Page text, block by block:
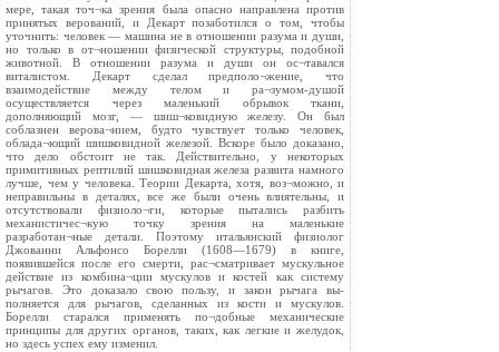
мере, такая точ¬ка зрения была опасно направлена против
принятых верований, и Декарт позаботился о том, чтобы
уточнить: человек — машина не в отношении разума и души,
но только в от¬ношении физической структуры, подобной
животной. В отношении разума и души он ос¬тавался
виталистом. Декарт сделал предполо¬жение, что
взаимодействие между телом и ра¬зумом-душой
осуществляется через маленький обрывок ткани,
дополняющий мозг, — шиш¬ковидную железу. Он был
соблазнен верова¬нием, будто чувствует только человек,
облада¬ющий шишковидной железой. Вскоре было доказано,
что дело обстоит не так. Действительно, у некоторых
примитивных рептилий шишковидная железа развита намного
лучше, чем у человека. Теории Декарта, хотя, воз¬можно, и
неправильны в деталях, все же были очень влиятельны, и
отсутствовали физиоло¬ги, которые пытались разбить
механистичес¬кую точку зрения на маленькие
разработан¬ные детали. Поэтому итальянский физиолог
Джованни Альфонсо Борелли (1608—1679) в книге,
появившейся после его смерти, рас¬сматривает мускульное
действие из комбина¬ции мускулов и костей как систему
рычагов. Это доказало свою пользу, и закон рычага вы-
полняется для рычагов, сделанных из кости и мускулов.
Борелли старался применять по¬добные механические
принципы для других органов, таких, как легкие и желудок,
но здесь успех ему изменил.